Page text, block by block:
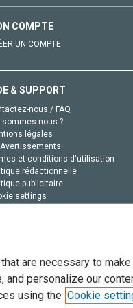
COMPTE
UN COMPTE
& SUPPORT
nous / FAQ
sommes-nous ?
légales
et conditions d'utilisation
rédactionnelle
publicitaire
settings
le contenu de ce site: Copyright ©
are necessary to
and personalize our
using the Cookie